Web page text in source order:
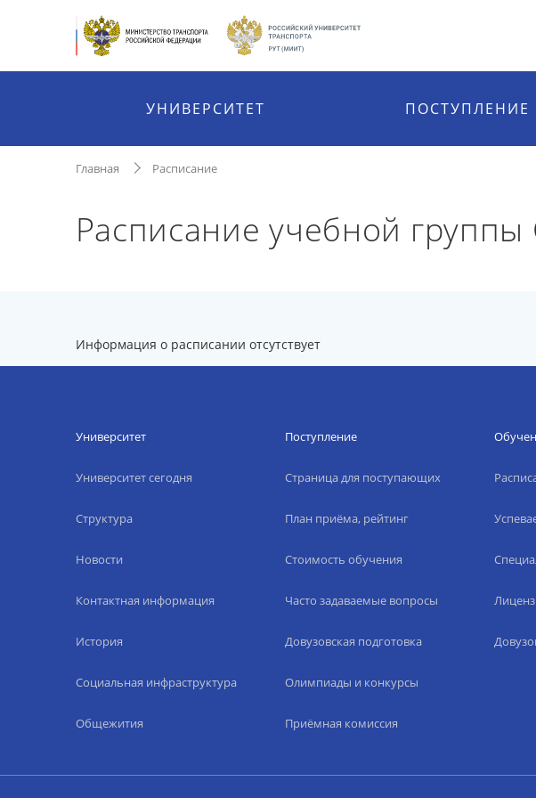
УНИВЕРСИТЕТ ПОСТУПЛЕНИЕ
Главная Расписание
Расписание учебной
Информация о расписании отсутствует
Университет
Университет сегодня
Структура
Новости
Контактная информация
История
Социальная инфраструктура
Общежития
Поступление
Страница для поступающих
План приёма, рейтинг
Стоимость обучения
Часто задаваемые вопросы
Довузовская подготовка
Олимпиады и конкурсы
Приёмная комиссия